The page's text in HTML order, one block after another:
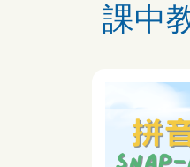
課中